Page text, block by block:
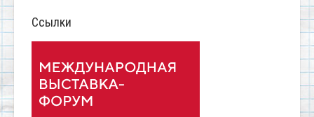
Ссылки